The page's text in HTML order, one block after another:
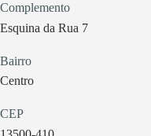
Complemento
Esquina da Rua 7
Bairro
Centro
CEP